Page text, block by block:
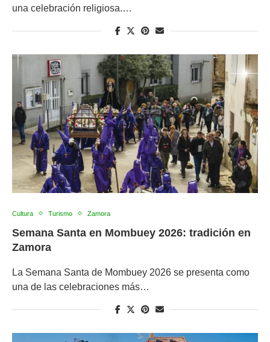
una celebración religiosa.…
Cultura Turismo Zamora
Semana Santa en Mombuey 2026: tradición en
Zamora
La Semana Santa de Mombuey 2026 se presenta como
una de las celebraciones más…